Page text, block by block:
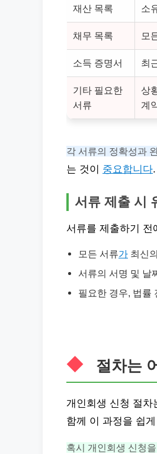
재산 목록 소
채무 목록 모
소득 증명서 최
기타 필요한
서류
상
계
각 서류의 정확성과
는 것이 중요합니다.
서류 제출 시
서류를 제출하기 전
모든 서류가 최신
서류의 서명 및 날
필요한 경우, 법률
절차는
개인회생 신청 절차
함께 이 과정을 쉽
혹시 개인회생 신청